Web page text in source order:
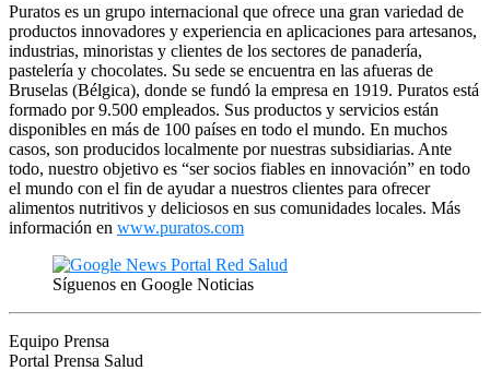
Puratos es un grupo internacional que ofrece una gran variedad de
productos innovadores y experiencia en aplicaciones para artesanos,
industrias, minoristas y clientes de los sectores de panadería,
pastelería y chocolates. Su sede se encuentra en las afueras de
Bruselas (Bélgica), donde se fundó la empresa en 1919. Puratos está
formado por 9.500 empleados. Sus productos y servicios están
disponibles en más de 100 países en todo el mundo. En muchos
casos, son producidos localmente por nuestras subsidiarias. Ante
todo, nuestro objetivo es “ser socios fiables en innovación” en todo
el mundo con el fin de ayudar a nuestros clientes para ofrecer
alimentos nutritivos y deliciosos en sus comunidades locales. Más
información en www.puratos.com
Síguenos en Google Noticias
Equipo Prensa
Portal Prensa Salud